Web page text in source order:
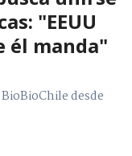
"EEUU
él manda"
desde